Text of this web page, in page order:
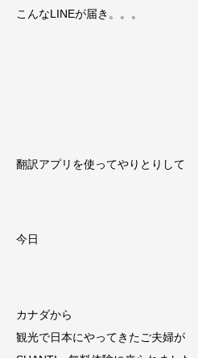
こんなLINEが届き。。。
翻訳アプリを使ってやりとりして
今日
カナダから
観光で日本にやってきたご夫婦が